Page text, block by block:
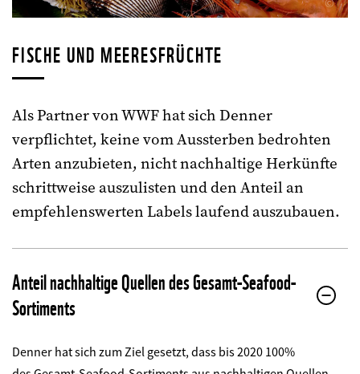
FISCHE UND MEERESFRÜCHTE
Als Partner von WWF hat sich Denner
verpflichtet, keine vom Aussterben bedrohten
Arten anzubieten, nicht nachhaltige Herkünfte
schrittweise auszulisten und den Anteil an
empfehlenswerten Labels laufend auszubauen.
Anteil nachhaltige Quellen des Gesamt-Seafood-
Sortiments
Denner hat sich zum Ziel gesetzt, dass bis 2020 100%